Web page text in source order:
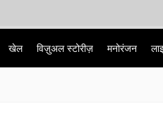
खेल विज़ुअल स्टोरीज़ मनोरंजन